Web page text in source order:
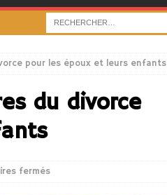
pour les époux et leurs enfants
du divorce
fermés